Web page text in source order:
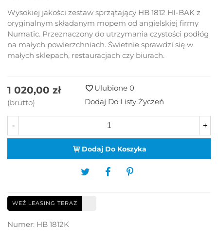
Wysokiej jakości zestaw sprzątający HB 1812 HI-BAK z
oryginalnym składanym mopem od angielskiej firmy
Numatic. Przeznaczony do utrzymania czystości podłóg
na małych powierzchniach. Świetnie sprawdzi się w
małych sklepach, restauracjach czy biurach.
1 020,00 zł
(brutto)
Ulubione 0
Dodaj Do Listy Życzeń
- +
Dodaj Do Koszyka
WEŹ LEASING TERAZ
Numer: HB 1812K